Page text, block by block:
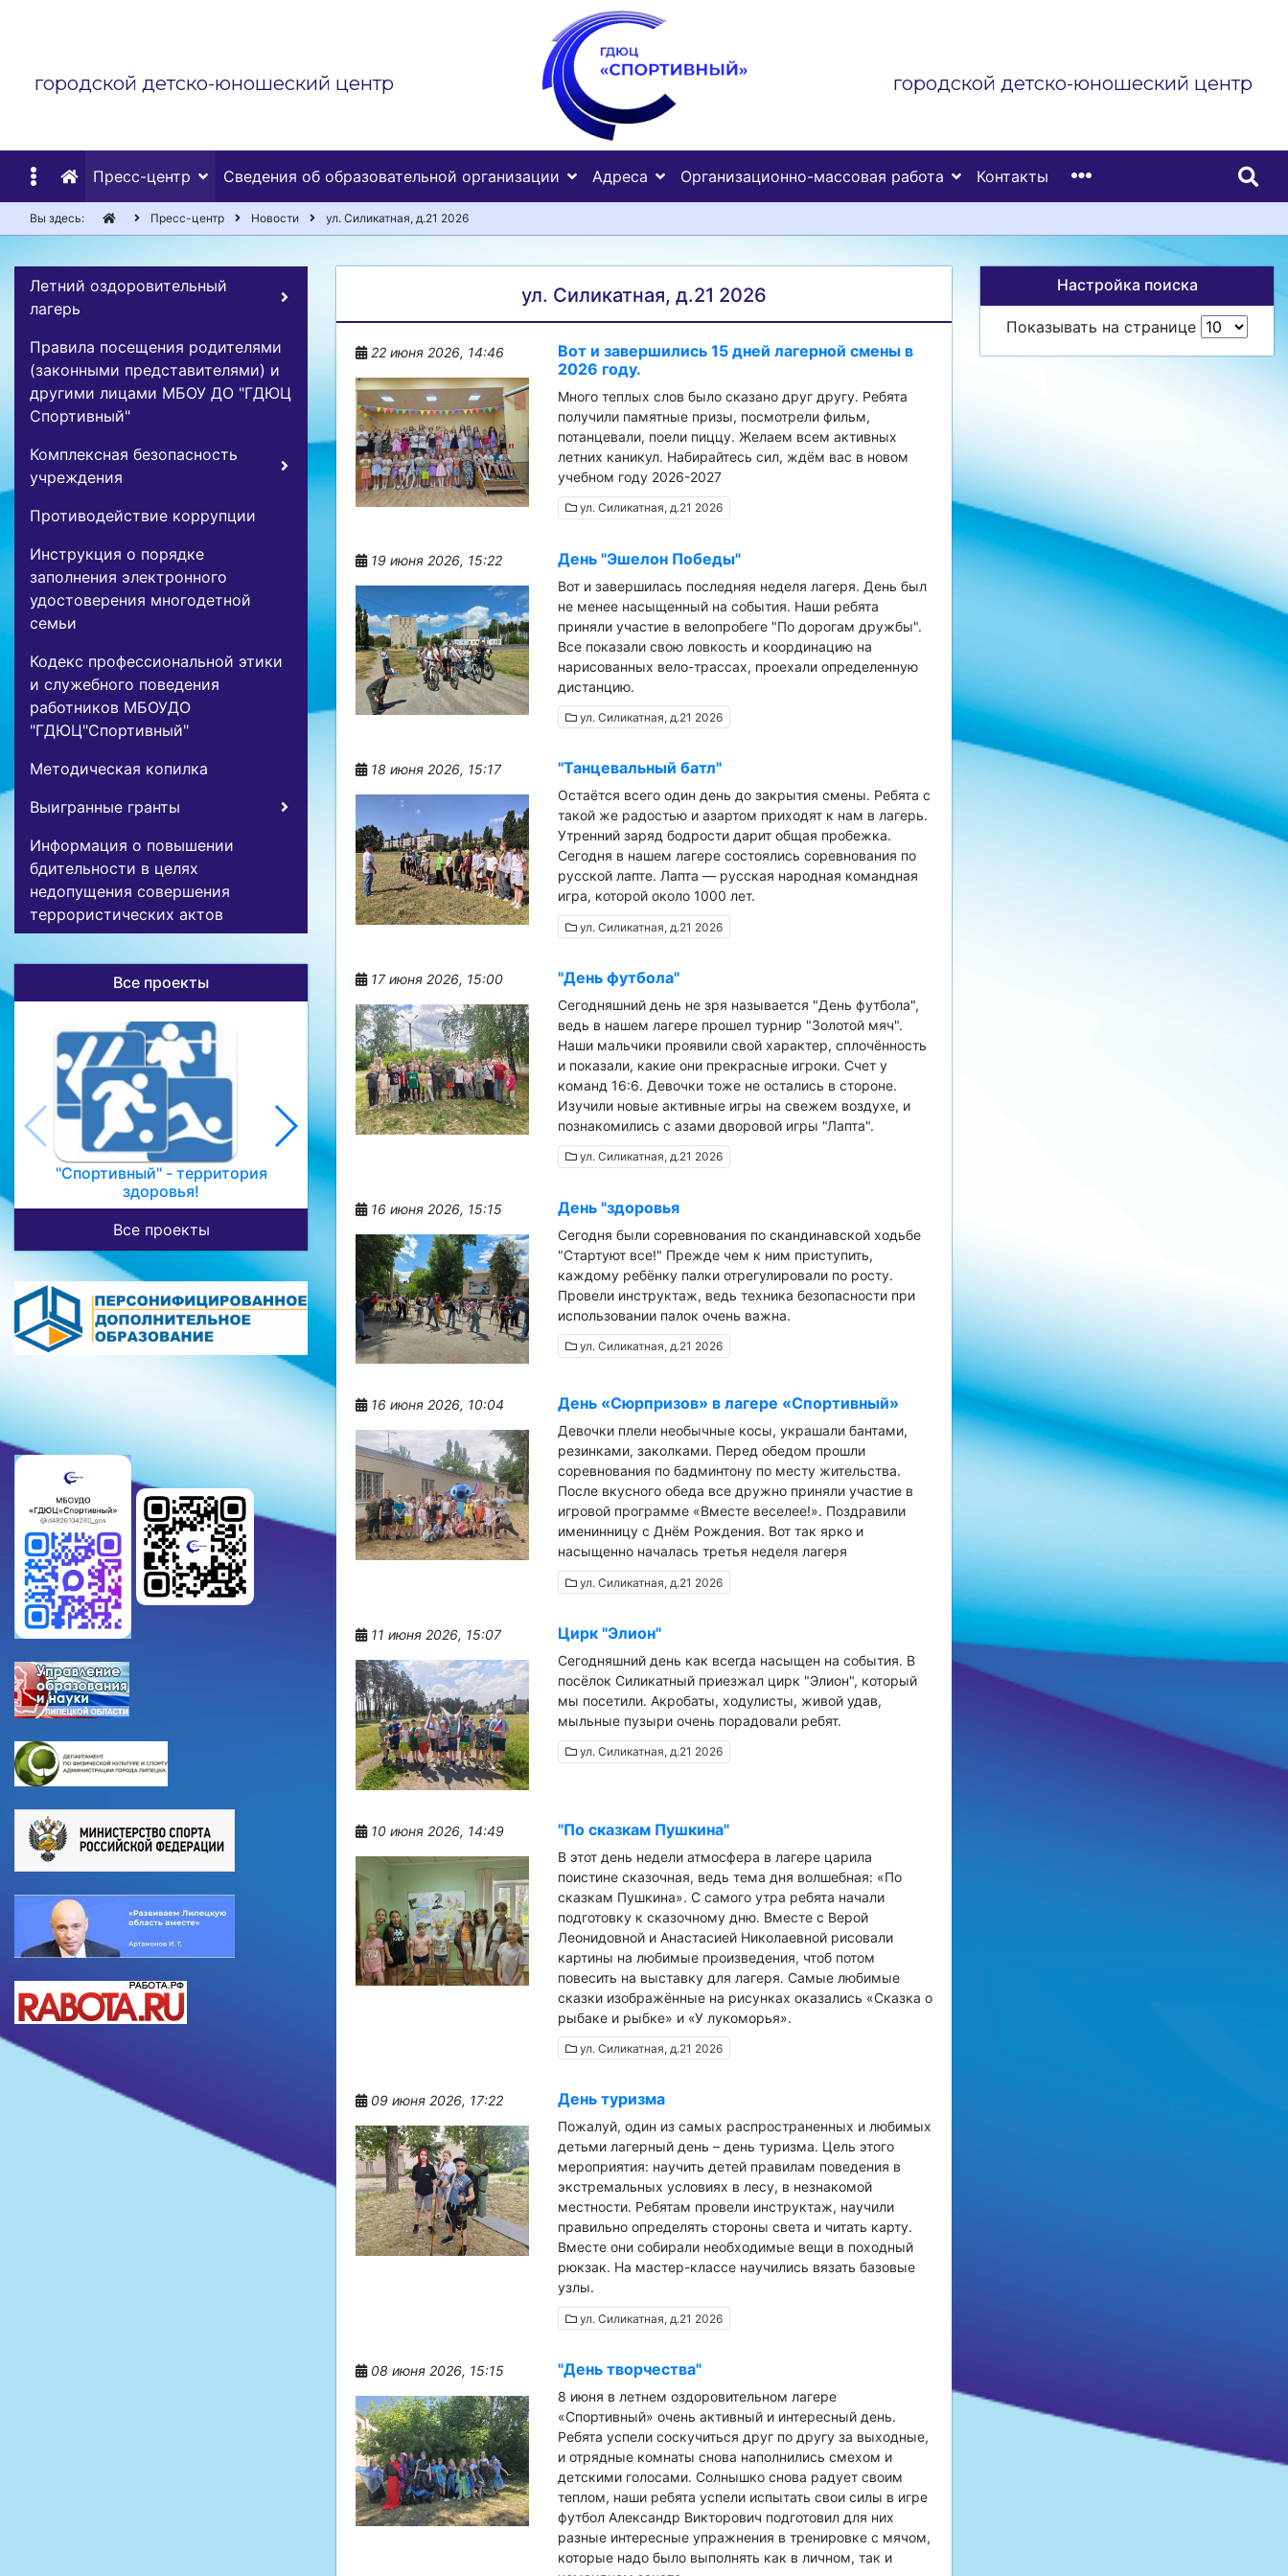
городской детско-юношеский центр городской детско-юношеский центр
Пресс-центр Сведения об образовательной организации Адреса Организационно-массовая работа Контакты
Вы здесь: Пресс-центр Новости ул. Силикатная, д.21 2026
Летний оздоровительный
лагерь
Правила посещения родителями
(законными представителями) и
другими лицами МБОУ ДО "ГДЮЦ
Спортивный"
Комплексная безопасность
учреждения
Противодействие коррупции
Инструкция о порядке
заполнения электронного
удостоверения многодетной
семьи
Кодекс профессиональной этики
и служебного поведения
работников МБОУДО
"ГДЮЦ"Спортивный"
Методическая копилка
Выигранные гранты
Информация о повышении
бдительности в целях
недопущения совершения
террористических актов
Все проекты
"Спортивный" - территория
здоровья!
Вместе мы можем всё
Все проекты
ул. Силикатная, д.21 2026
22 июня 2026, 14:46
Вот и завершились 15 дней лагерной смены в
2026 году.
Много теплых слов было сказано друг другу. Ребята
получили памятные призы, посмотрели фильм,
потанцевали, поели пиццу. Желаем всем активных
летних каникул. Набирайтесь сил, ждём вас в новом
учебном году 2026-2027
ул. Силикатная, д.21 2026
19 июня 2026, 15:22 День "Эшелон Победы"
Вот и завершилась последняя неделя лагеря. День был
не менее насыщенный на события. Наши ребята
приняли участие в велопробеге "По дорогам дружбы".
Все показали свою ловкость и координацию на
нарисованных вело-трассах, проехали определенную
дистанцию.
ул. Силикатная, д.21 2026
18 июня 2026, 15:17 "Танцевальный батл"
Остаётся всего один день до закрытия смены. Ребята с
такой же радостью и азартом приходят к нам в лагерь.
Утренний заряд бодрости дарит общая пробежка.
Сегодня в нашем лагере состоялись соревнования по
русской лапте. Лапта — русская народная командная
игра, которой около 1000 лет.
ул. Силикатная, д.21 2026
17 июня 2026, 15:00 "День футбола"
Сегодняшний день не зря называется "День футбола",
ведь в нашем лагере прошел турнир "Золотой мяч".
Наши мальчики проявили свой характер, сплочённость
и показали, какие они прекрасные игроки. Счет у
команд 16:6. Девочки тоже не остались в стороне.
Изучили новые активные игры на свежем воздухе, и
познакомились с азами дворовой игры "Лапта".
ул. Силикатная, д.21 2026
16 июня 2026, 15:15 День "здоровья
Сегодня были соревнования по скандинавской ходьбе
"Стартуют все!" Прежде чем к ним приступить,
каждому ребёнку палки отрегулировали по росту.
Провели инструктаж, ведь техника безопасности при
использовании палок очень важна.
ул. Силикатная, д.21 2026
16 июня 2026, 10:04 День «Сюрпризов» в лагере «Спортивный»
Девочки плели необычные косы, украшали бантами,
резинками, заколками. Перед обедом прошли
соревнования по бадминтону по месту жительства.
После вкусного обеда все дружно приняли участие в
игровой программе «Вместе веселее!». Поздравили
именинницу с Днём Рождения. Вот так ярко и
насыщенно началась третья неделя лагеря
ул. Силикатная, д.21 2026
11 июня 2026, 15:07 Цирк "Элион"
Сегодняшний день как всегда насыщен на события. В
посёлок Силикатный приезжал цирк "Элион", который
мы посетили. Акробаты, ходулисты, живой удав,
мыльные пузыри очень порадовали ребят.
ул. Силикатная, д.21 2026
10 июня 2026, 14:49 "По сказкам Пушкина"
В этот день недели атмосфера в лагере царила
поистине сказочная, ведь тема дня волшебная: «По
сказкам Пушкина». С самого утра ребята начали
подготовку к сказочному дню. Вместе с Верой
Леонидовной и Анастасией Николаевной рисовали
картины на любимые произведения, чтоб потом
повесить на выставку для лагеря. Самые любимые
сказки изображённые на рисунках оказались «Сказка о
рыбаке и рыбке» и «У лукоморья».
ул. Силикатная, д.21 2026
09 июня 2026, 17:22 День туризма
Пожалуй, один из самых распространенных и любимых
детьми лагерный день – день туризма. Цель этого
мероприятия: научить детей правилам поведения в
экстремальных условиях в лесу, в незнакомой
местности. Ребятам провели инструктаж, научили
правильно определять стороны света и читать карту.
Вместе они собирали необходимые вещи в походный
рюкзак. На мастер-классе научились вязать базовые
узлы.
ул. Силикатная, д.21 2026
08 июня 2026, 15:15 "День творчества"
8 июня в летнем оздоровительном лагере
«Спортивный» очень активный и интересный день.
Ребята успели соскучиться друг по другу за выходные,
и отрядные комнаты снова наполнились смехом и
детскими голосами. Солнышко снова радует своим
теплом, наши ребята успели испытать свои силы в игре
футбол Александр Викторович подготовил для них
разные интересные упражнения в тренировке с мячом,
которые надо было выполнять как в личном, так и
Настройка поиска
Показывать на странице